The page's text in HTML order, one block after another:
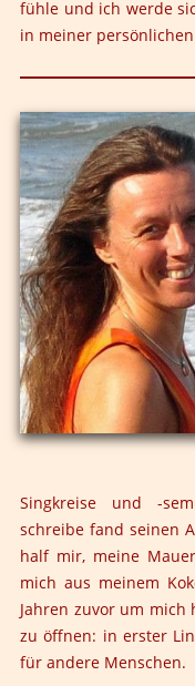
für Stück
mich endlich so
deutlich
gesamte Umwelt
wirklich aller
nicht möglich
noch nicht zu
auf dem richtigen
fühle und ich werde
in meiner
Singkreise und -
schreibe fand seinen
half mir, meine
mich aus meinem
Jahren zuvor um
zu öffnen: in erster
für andere Menschen.